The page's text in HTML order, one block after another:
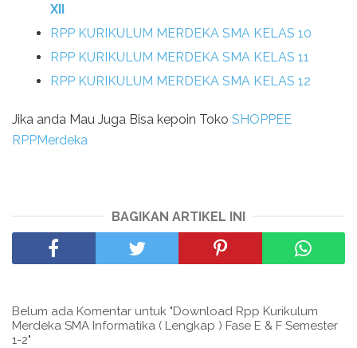
XII
RPP KURIKULUM MERDEKA SMA KELAS 10
RPP KURIKULUM MERDEKA SMA KELAS 11
RPP KURIKULUM MERDEKA SMA KELAS 12
Jika anda Mau Juga Bisa kepoin Toko SHOPPEE
RPPMerdeka
BAGIKAN ARTIKEL INI
Belum ada Komentar untuk "Download Rpp Kurikulum
Merdeka SMA Informatika ( Lengkap ) Fase E & F Semester
1-2"